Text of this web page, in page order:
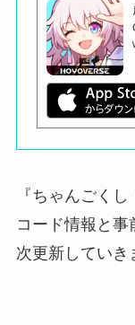
『ちゃんごく
コード情報と事
次更新していき